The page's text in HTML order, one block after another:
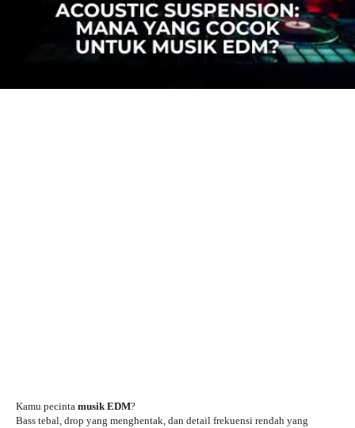
Kamu pecinta musik EDM?
Bass tebal, drop yang menghentak, dan detail frekuensi rendah yang